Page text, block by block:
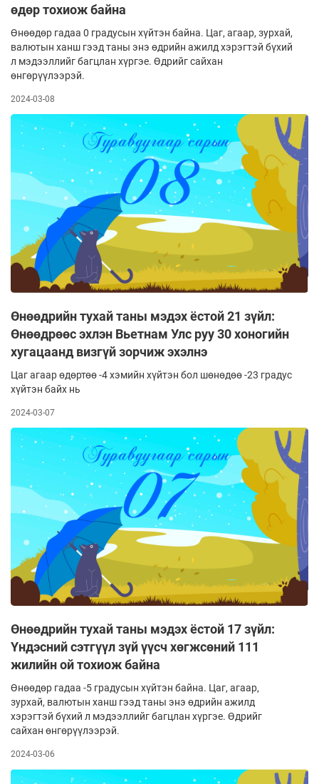
өдөр тохиож байна
Өнөөдөр гадаа 0 градусын хүйтэн байна. Цаг, агаар, зурхай,
валютын ханш гээд таны энэ өдрийн ажилд хэрэгтэй бүхий
л мэдээллийг багцлан хүргэе. Өдрийг сайхан
өнгөрүүлээрэй.
2024-03-08
Өнөөдрийн тухай таны мэдэх ёстой 21 зүйл:
Өнөөдрөөс эхлэн Вьетнам Улс руу 30 хоногийн
хугацаанд визгүй зорчиж эхэлнэ
Цаг агаар өдөртөө -4 хэмийн хүйтэн бол шөнөдөө -23 градус
хүйтэн байх нь
2024-03-07
Өнөөдрийн тухай таны мэдэх ёстой 17 зүйл:
Үндэсний сэтгүүл зүй үүсч хөгжсөний 111
жилийн ой тохиож байна
Өнөөдөр гадаа -5 градусын хүйтэн байна. Цаг, агаар,
зурхай, валютын ханш гээд таны энэ өдрийн ажилд
хэрэгтэй бүхий л мэдээллийг багцлан хүргэе. Өдрийг
сайхан өнгөрүүлээрэй.
2024-03-06